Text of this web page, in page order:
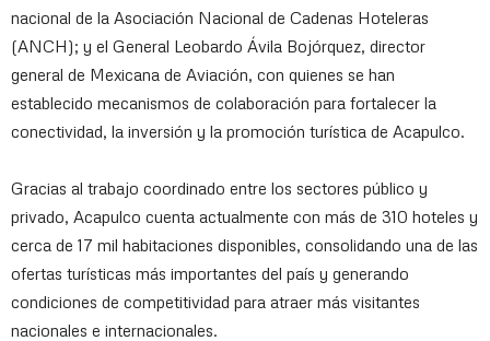
nacional de la Asociación Nacional de Cadenas Hoteleras
(ANCH); y el General Leobardo Ávila Bojórquez, director
general de Mexicana de Aviación, con quienes se han
establecido mecanismos de colaboración para fortalecer la
conectividad, la inversión y la promoción turística de Acapulco.
Gracias al trabajo coordinado entre los sectores público y
privado, Acapulco cuenta actualmente con más de 310 hoteles y
cerca de 17 mil habitaciones disponibles, consolidando una de las
ofertas turísticas más importantes del país y generando
condiciones de competitividad para atraer más visitantes
nacionales e internacionales.